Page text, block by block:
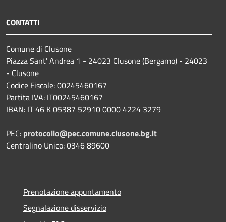
CONTATTI
Comune di Clusone
Piazza Sant' Andrea 1 - 24023 Clusone (Bergamo) - 24023
- Clusone
Codice Fiscale: 00245460167
Partita IVA: IT00245460167
IBAN: IT 46 K 05387 52910 0000 4224 3279
PEC: protocollo@pec.comune.clusone.bg.it
Centralino Unico: 0346 89600
Prenotazione appuntamento
Segnalazione disservizio